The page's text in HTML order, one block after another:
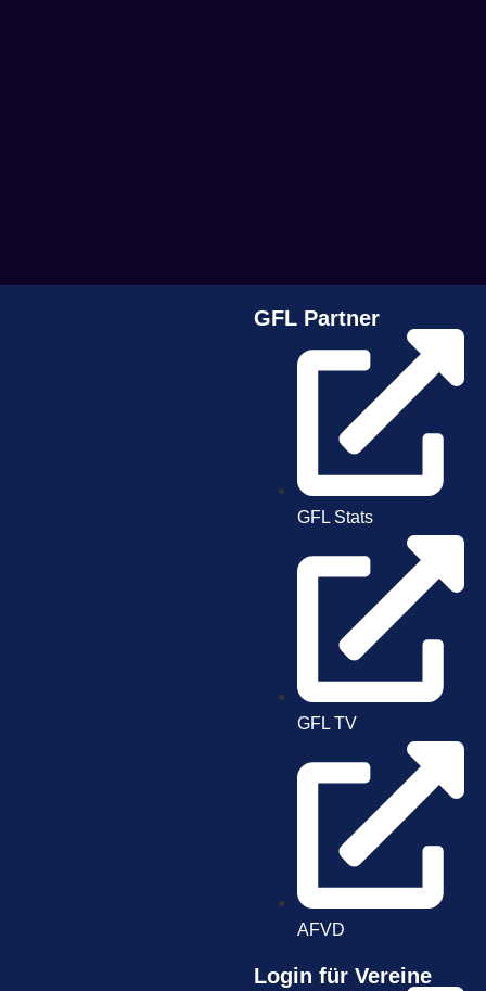
GFL Partner
GFL Stats
GFL TV
AFVD
Login für Vereine